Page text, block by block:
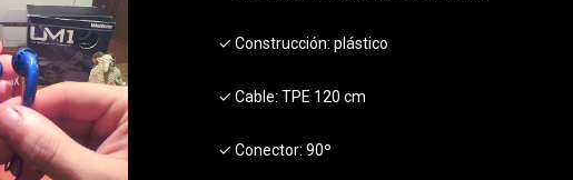
✓ Construcción: plástico
✓ Cable: TPE 120 cm
✓ Conector: 90º